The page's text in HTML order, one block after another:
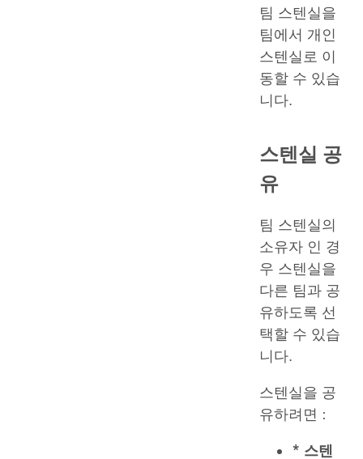
팀 스텐실을
팀에서 개인
스텐실로 이
동할 수 있습
니다.
스텐실 공
유
팀 스텐실의
소유자 인 경
우 스텐실을
다른 팀과 공
유하도록 선
택할 수 있습
니다.
스텐실을 공
유하려면 :
* 스텐